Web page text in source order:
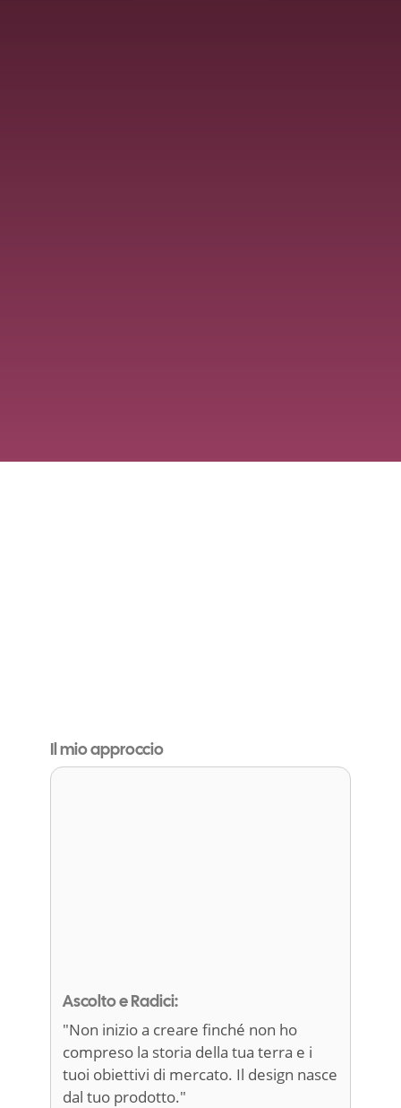
Il mio approccio
Ascolto e Radici:
"Non inizio a creare finché non ho
compreso la storia della tua terra e i
tuoi obiettivi di mercato. Il design nasce
dal tuo prodotto."